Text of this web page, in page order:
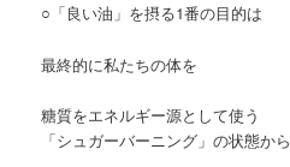
○「良い油」を摂る1番の目的は
最終的に私たちの体を
糖質をエネルギー源として使う
「シュガーバーニング」の状態から